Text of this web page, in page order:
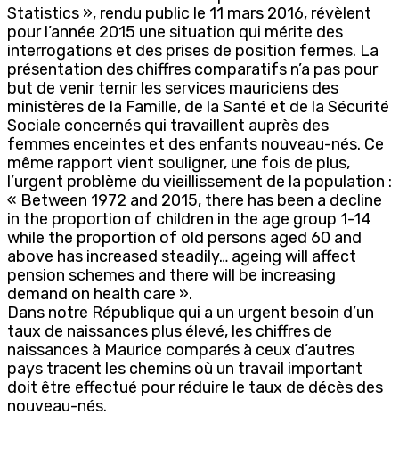
Statistics », rendu public le 11 mars 2016, révèlent
pour l’année 2015 une situation qui mérite des
interrogations et des prises de position fermes. La
présentation des chiffres comparatifs n’a pas pour
but de venir ternir les services mauriciens des
ministères de la Famille, de la Santé et de la Sécurité
Sociale concernés qui travaillent auprès des
femmes enceintes et des enfants nouveau-nés. Ce
même rapport vient souligner, une fois de plus,
l’urgent problème du vieillissement de la population :
« Between 1972 and 2015, there has been a decline
in the proportion of children in the age group 1-14
while the proportion of old persons aged 60 and
above has increased steadily… ageing will affect
pension schemes and there will be increasing
demand on health care ».
Dans notre République qui a un urgent besoin d’un
taux de naissances plus élevé, les chiffres de
naissances à Maurice comparés à ceux d’autres
pays tracent les chemins où un travail important
doit être effectué pour réduire le taux de décès des
nouveau-nés.